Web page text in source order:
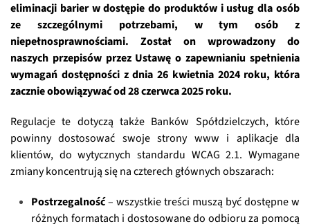
eliminacji barier w dostępie do produktów i usług dla osób
ze szczególnymi potrzebami, w tym osób z
niepełnosprawnościami. Został on wprowadzony do
naszych przepisów przez Ustawę o zapewnianiu spełnienia
wymagań dostępności z dnia 26 kwietnia 2024 roku, która
zacznie obowiązywać od 28 czerwca 2025 roku.
Regulacje te dotyczą także Banków Spółdzielczych, które
powinny dostosować swoje strony www i aplikacje dla
klientów, do wytycznych standardu WCAG 2.1. Wymagane
zmiany koncentrują się na czterech głównych obszarach:
Postrzegalność– wszystkie treści muszą być dostępne w
różnych formatach i dostosowane do odbioru za pomocą